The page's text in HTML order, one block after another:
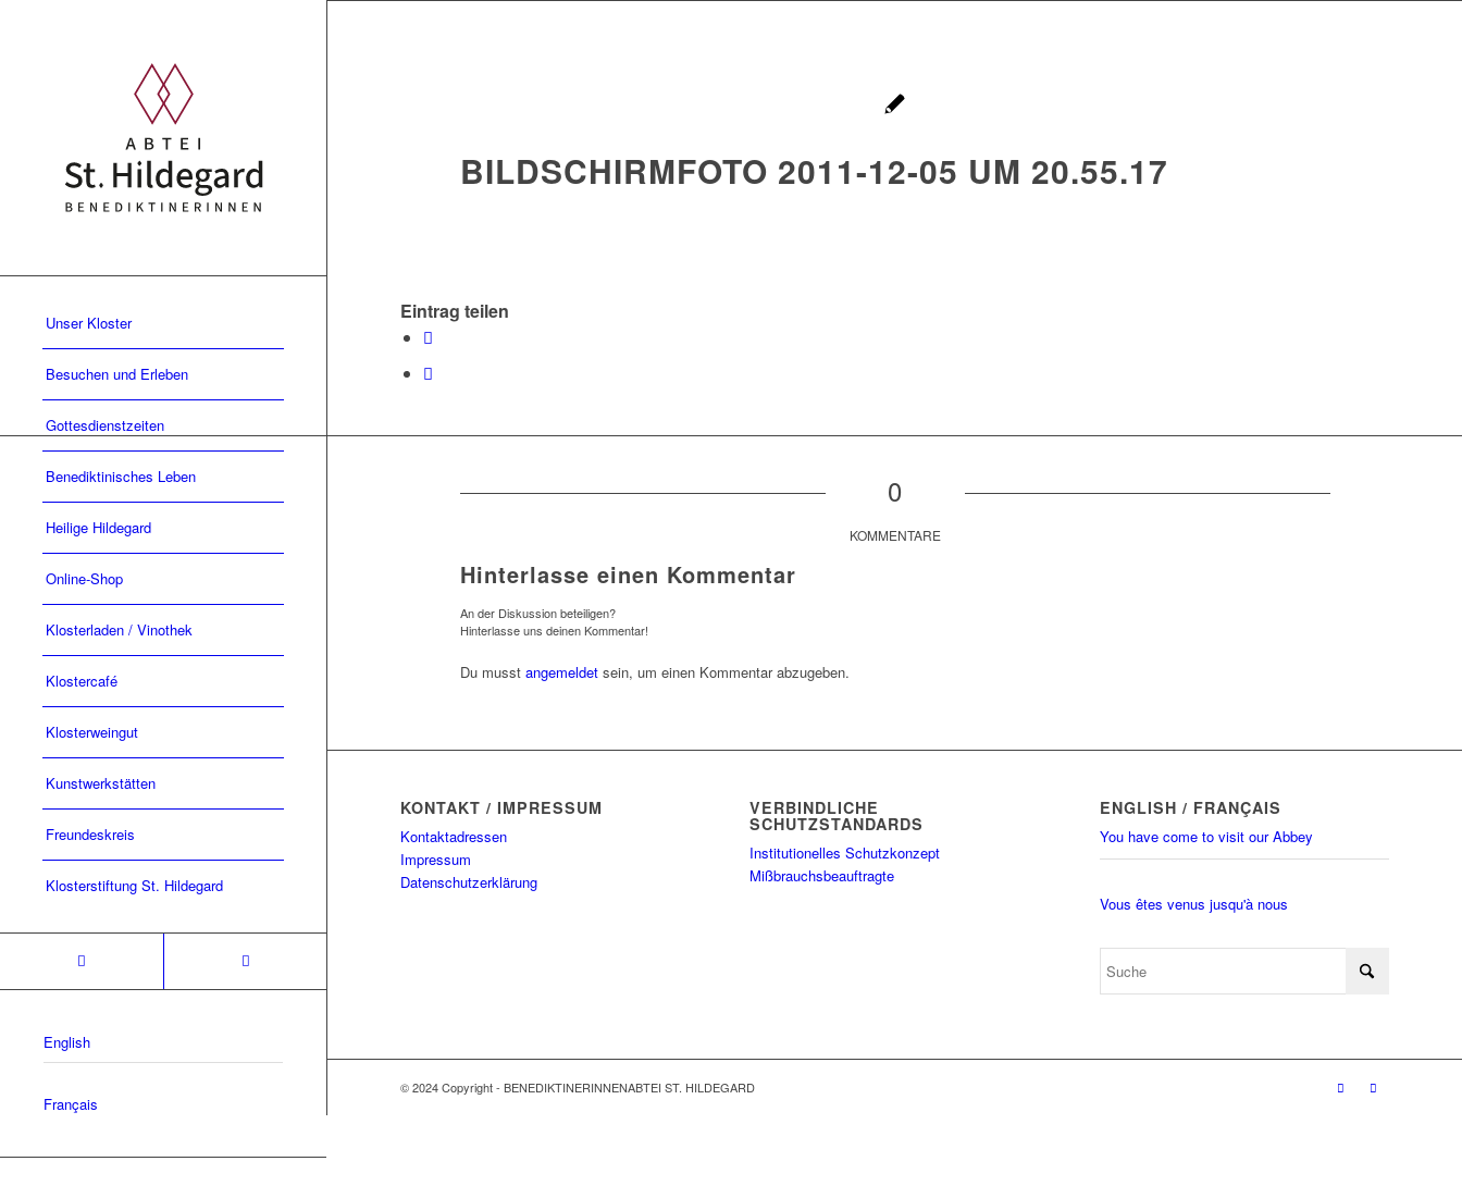
Unser Kloster
Besuchen und Erleben
Gottesdienstzeiten
Benediktinisches Leben
Heilige Hildegard
Online-Shop
Klosterladen / Vinothek
Klostercafé
Klosterweingut
Kunstwerkstätten
Freundeskreis
Klosterstiftung St. Hildegard
English
Français
BILDSCHIRMFOTO 2011-12-05 UM 20.55.17
Eintrag teilen
0
KOMMENTARE
Hinterlasse einen Kommentar
An der Diskussion beteiligen?
Hinterlasse uns deinen Kommentar!
Du musst angemeldetsein, um einen Kommentar abzugeben.
KONTAKT / IMPRESSUM
Kontaktadressen
Impressum
Datenschutzerklärung
VERBINDLICHE
SCHUTZSTANDARDS
Institutionelles Schutzkonzept
Mißbrauchsbeauftragte
ENGLISH / FRANÇAIS
You have come to visit our Abbey
Vous êtes venus jusqu'à nous
© 2024 Copyright - BENEDIKTINERINNENABTEI ST. HILDEGARD